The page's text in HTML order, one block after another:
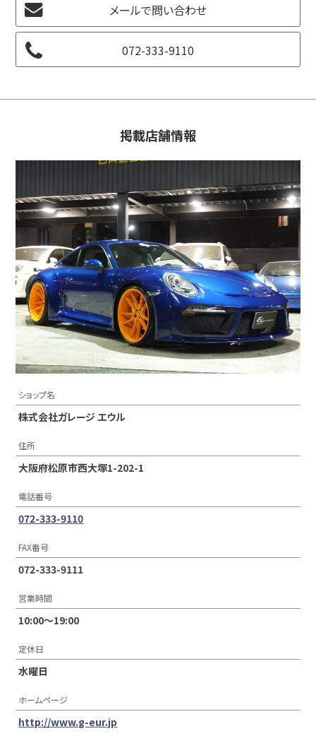
メールで問い合わせ
072-333-9110
掲載店舗情報
ショップ名
株式会社ガレージ エウル
住所
大阪府松原市西大塚1-202-1
電話番号
072-333-9110
FAX番号
072-333-9111
営業時間
10:00〜19:00
定休日
水曜日
ホームページ
http://www.g-eur.jp